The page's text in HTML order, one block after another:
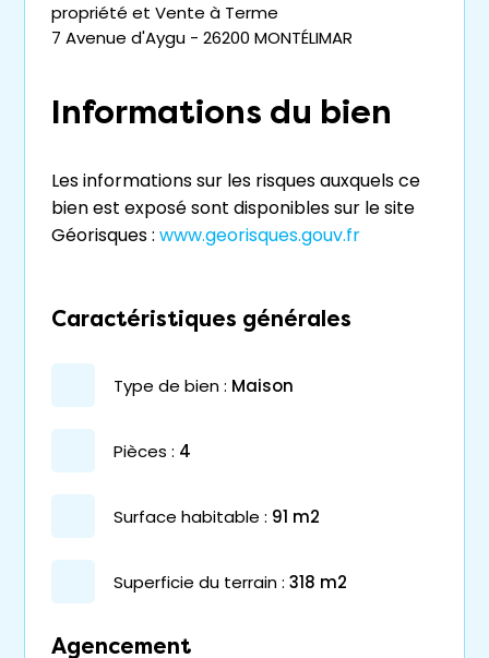
propriété et Vente à Terme
7 Avenue d'Aygu - 26200 MONTÉLIMAR
Informations du bien
Les informations sur les risques auxquels ce
bien est exposé sont disponibles sur le site
Géorisques : www.georisques.gouv.fr
Caractéristiques générales
type de bien : maison
pièces : 4
surface habitable : 91 m2
superficie du terrain : 318 m2
Agencement